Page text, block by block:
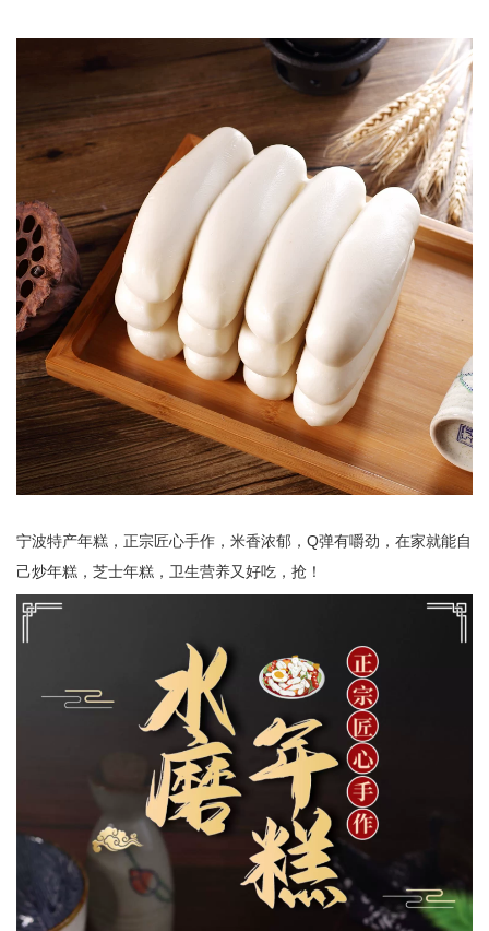
宁波特产年糕，正宗匠心手作，米香浓郁，Q弹有嚼劲，在家就能自
己炒年糕，芝士年糕，卫生营养又好吃，抢！